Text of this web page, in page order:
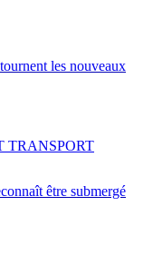
les nouveaux
être submergé
TRANSPORT